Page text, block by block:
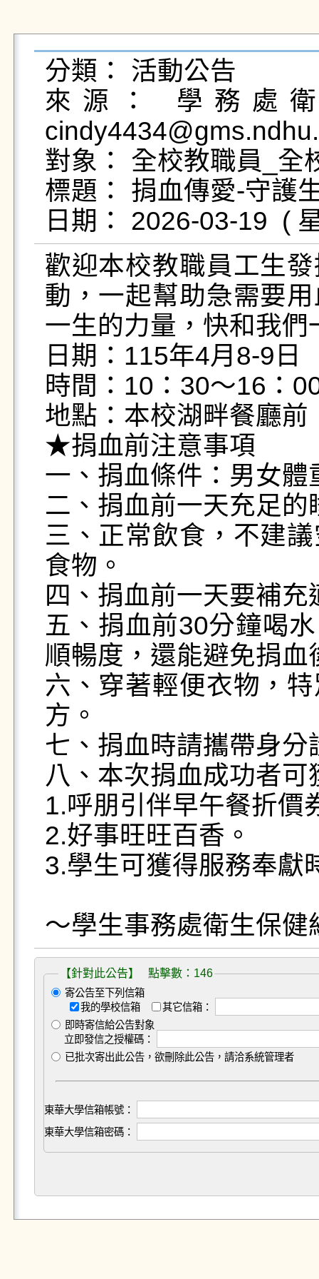
分類： 活動公告
來源： 學務處
對象： 全校教職員_全
標題： 捐血傳愛-守護
歡迎本校教職員工生
動，一起幫助急需要
一生的力量，快和我
日期：115年4月8-9日
時間：10：30～16：
地點：本校湖畔餐廳前
★捐血前注意事項
一、捐血條件：男女
二、捐血前一天充足
三、正常飲食，不建
食物。
四、捐血前一天要補充
五、捐血前30分鐘喝
順暢度，還能避免捐血
六、穿著輕便衣物，
方。
七、捐血時請攜帶身分
八、本次捐血成功者可
1.呼朋引伴早午餐折價
2.好事旺旺百香。
3.學生可獲得服務奉獻
【針對此公告】 點擊數：146
寄公告至下列信箱
我的學校信箱
其它信箱：
即時寄信給公告對象
立即發信之授權碼：
已批次寄出此公告，欲刪除此公告，請洽系統管理者
東華大學信箱帳號：
東華大學信箱密碼：